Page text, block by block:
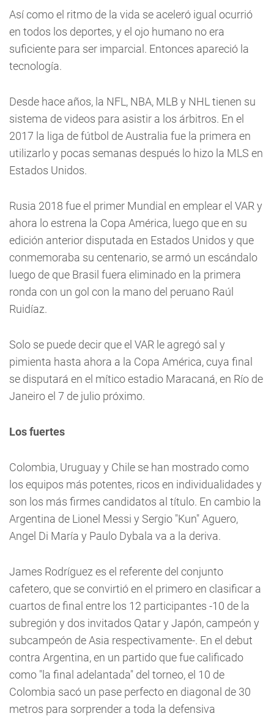
Así como el ritmo de la vida se aceleró igual ocurrió
en todos los deportes, y el ojo humano no era
suficiente para ser imparcial. Entonces apareció la
tecnología.
Desde hace años, la NFL, NBA, MLB y NHL tienen su
sistema de videos para asistir a los árbitros. En el
2017 la liga de fútbol de Australia fue la primera en
utilizarlo y pocas semanas después lo hizo la MLS en
Estados Unidos.
Rusia 2018 fue el primer Mundial en emplear el VAR y
ahora lo estrena la Copa América, luego que en su
edición anterior disputada en Estados Unidos y que
conmemoraba su centenario, se armó un escándalo
luego de que Brasil fuera eliminado en la primera
ronda con un gol con la mano del peruano Raúl
Ruidíaz.
Solo se puede decir que el VAR le agregó sal y
pimienta hasta ahora a la Copa América, cuya final
se disputará en el mítico estadio Maracaná, en Río de
Janeiro el 7 de julio próximo.
Los fuertes
Colombia, Uruguay y Chile se han mostrado como
los equipos más potentes, ricos en individualidades y
son los más firmes candidatos al título. En cambio la
Argentina de Lionel Messi y Sergio "Kun" Aguero,
Angel Di María y Paulo Dybala va a la deriva.
James Rodríguez es el referente del conjunto
cafetero, que se convirtió en el primero en clasificar a
cuartos de final entre los 12 participantes -10 de la
subregión y dos invitados Qatar y Japón, campeón y
subcampeón de Asia respectivamente-. En el debut
contra Argentina, en un partido que fue calificado
como "la final adelantada" del torneo, el 10 de
Colombia sacó un pase perfecto en diagonal de 30
metros para sorprender a toda la defensiva